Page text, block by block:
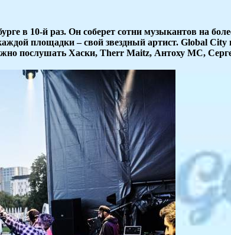
в 10-й раз. Он соберет сотни музыкантов на
площадки – свой звездный артист. Global
послушать Хаски, Therr Maitz, Антоху МС,